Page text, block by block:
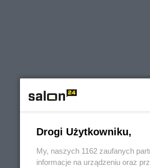
Drogi Użytkowniku,
My, naszych 1162 zaufanych
informacje na urządzeniu oraz